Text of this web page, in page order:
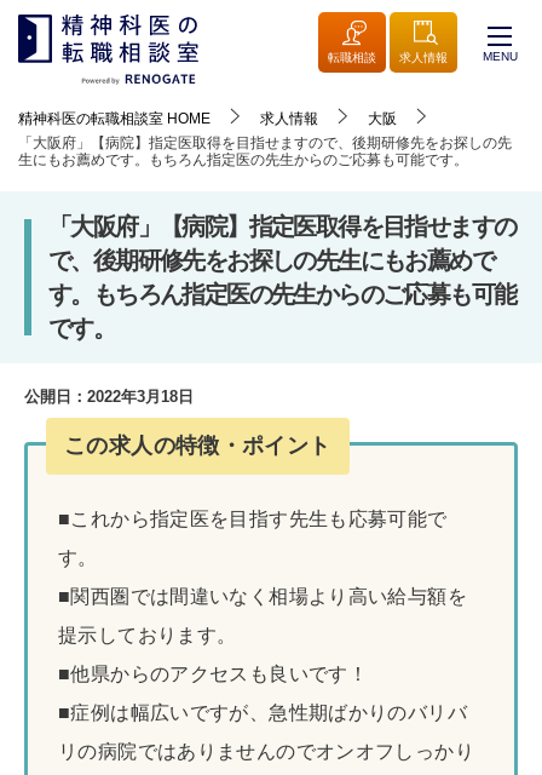
転職相談 求人情報 MENU
精神科医の転職相談室 HOME 求人情報
大阪
「大阪府」【病院】指定医取得を目指せますので、後期研修先をお探しの先
生にもお薦めです。もちろん指定医の先生からのご応募も可能です。
「大阪府」【病院】指定医取得を目指せますの
で、後期研修先をお探しの先生にもお薦めで
す。もちろん指定医の先生からのご応募も可能
です。
公開日： 2022年3月18日
この求人の特徴・ポイント
■これから指定医を目指す先生も応募可能で
す。
■関西圏では間違いなく相場より高い給与額を
提示しております。
■他県からのアクセスも良いです！
■症例は幅広いですが、急性期ばかりのバリバ
リの病院ではありませんのでオンオフしっかり